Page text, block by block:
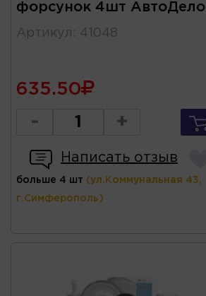
форсунок 4шт АвтоДело
Артикул : 41048
635.50
- +
Написать отзыв
больше 4 шт (ул.Коммунальная 43,
г.Симферополь)